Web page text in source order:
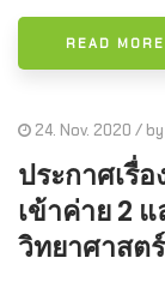
READ MORE
24. Nov. 2020 / by
ประกาศเรื่
เข้าค่าย 2
วิทยาศาสต